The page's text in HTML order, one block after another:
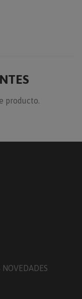
producto.
NOVEDADES